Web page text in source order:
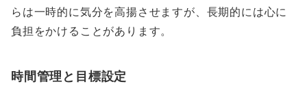
らは一時的に気分を高揚させますが、長期的には心に
負担をかけることがあります。
時間管理と目標設定